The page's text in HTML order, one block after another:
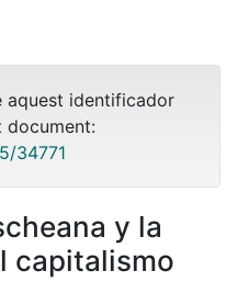
aquest identificador
document:
34771
y la
capitalismo